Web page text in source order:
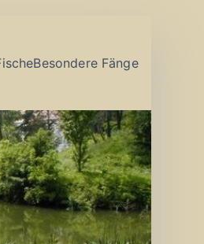
Besondere Fänge